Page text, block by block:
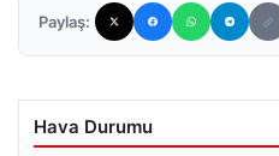
Paylaş:
Hava Durumu